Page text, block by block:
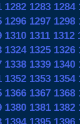
1282 1283 1284
1296 1297 1298
1310 1311 1312
1324 1325 1326
1338 1339 1340
1352 1353 1354
1366 1367 1368
1380 1381 1382
1394 1395 1396